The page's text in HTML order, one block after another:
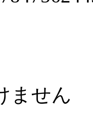
ません